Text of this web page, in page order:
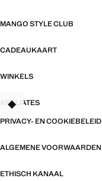
MANGO STYLE CLUB
CADEAUKAART
WINKELS
AFFILIATES
PRIVACY- EN COOKIEBELEID
ALGEMENE VOORWAARDEN
ETHISCH KANAAL